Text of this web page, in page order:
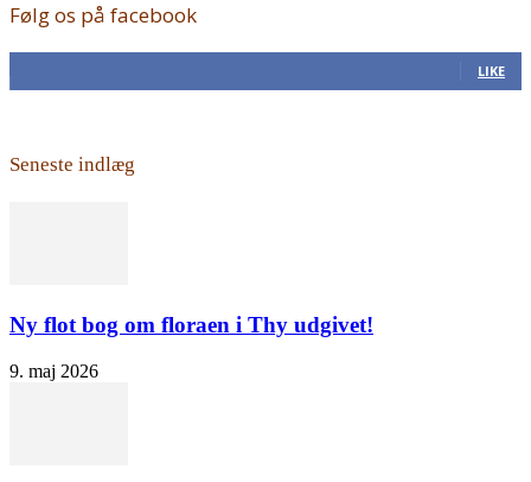
Følg os på facebook
LIKE
Seneste indlæg
Ny flot bog om floraen i Thy udgivet!
9. maj 2026